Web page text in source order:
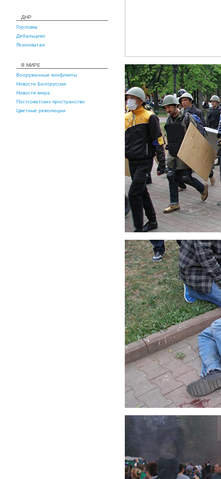
ДНР
Горловка
Дебальцево
Ясиноватая
В МИРЕ
Вооруженные конфликты
Новости Белоруссии
Новости мира
Постсоветских пространство
Цветные революции